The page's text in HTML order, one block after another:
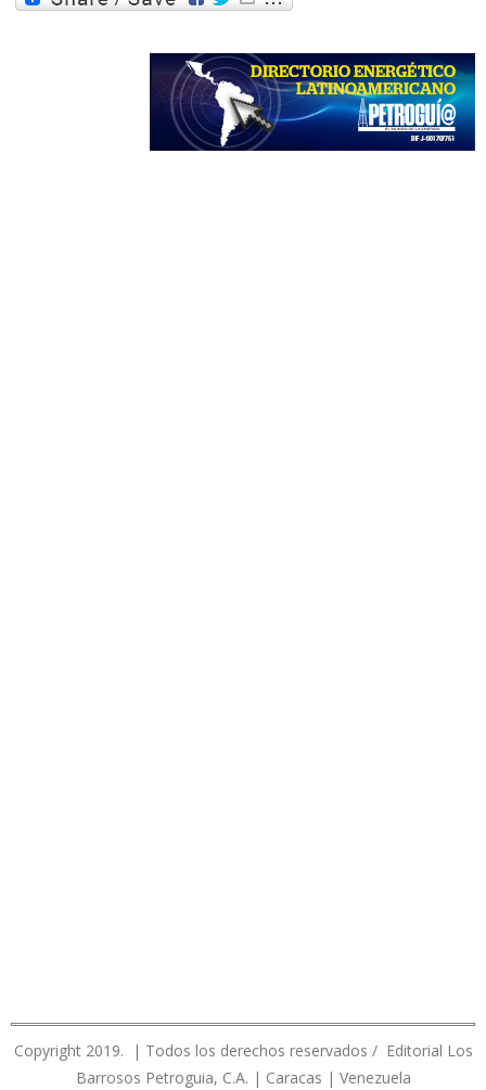
Copyright 2019. | Todos los derechos reservados / Editorial Los
Barrosos Petroguia, C.A. | Caracas | Venezuela